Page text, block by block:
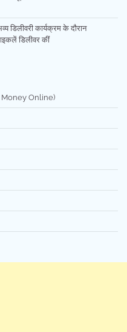
डिलीवरी कार्यक्रम के दौरान
डिलीवर कीं
Money Online)